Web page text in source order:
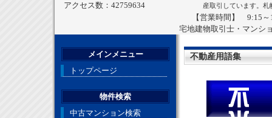
アクセス数：42759634
産取引しています。
【営業時間】 9:15
宅地建物取引士・マンシ
不動産用語集
メインメニュー
トップページ
物件検索
中古マンション検索